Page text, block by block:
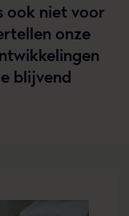
ook niet voor
onze
blijvend